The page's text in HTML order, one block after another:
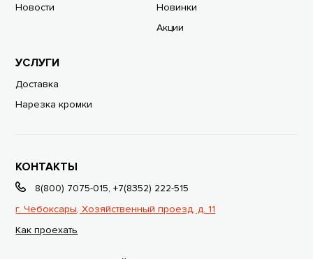
Новости
Новинки
Акции
УСЛУГИ
Доставка
Нарезка кромки
КОНТАКТЫ
8(800) 7075-015,+7(8352) 222-515
г. Чебоксары, Хозяйственный проезд, д. 11
Как проехать